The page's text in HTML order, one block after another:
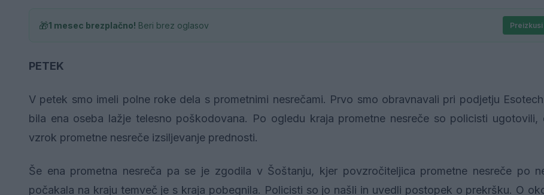
🎁1 mesec brezplačno! Beri brez oglasov
PETEK
V petek smo imeli polne roke dela s prometnimi nesrečami. Prvo smo obravnavali pri podjetju
bila ena oseba lažje telesno poškodovana. Po ogledu kraja prometne nesreče so policisti ugotovili,
vzrok prometne nesreče izsiljevanje prednosti.
Še ena prometna nesreča pa se je zgodila v Šoštanju, kjer povzročiteljica prometne nesreče po
počakala na kraju temveč je s kraja pobegnila. Policisti so jo našli in uvedli postopek o prekršku. O